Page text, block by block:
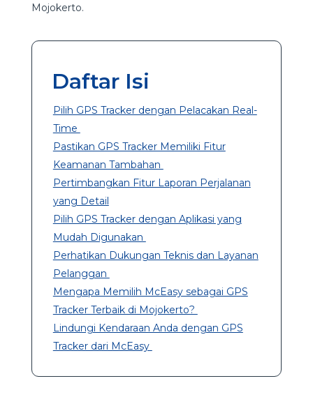
Mojokerto.
Daftar Isi
Pilih GPS Tracker dengan Pelacakan Real-
Time
Pastikan GPS Tracker Memiliki Fitur
Keamanan Tambahan
Pertimbangkan Fitur Laporan Perjalanan
yang Detail
Pilih GPS Tracker dengan Aplikasi yang
Mudah Digunakan
Perhatikan Dukungan Teknis dan Layanan
Pelanggan
Mengapa Memilih McEasy sebagai GPS
Tracker Terbaik di Mojokerto?
Lindungi Kendaraan Anda dengan GPS
Tracker dari McEasy